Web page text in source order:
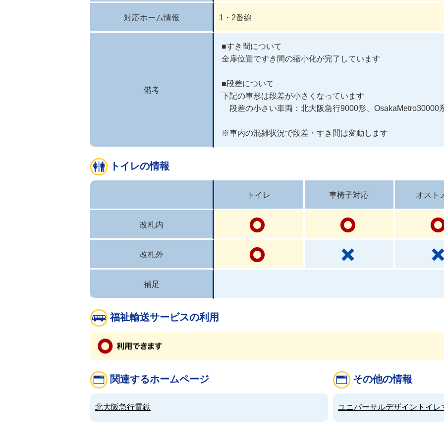
対応ホーム情報 1・2番線
備考
■すき間について
全扉位置ですき間の縮小化が完了しています
■段差について
下記の車形は段差が小さくなっています
段差の小さい車両：北大阪急行9000形、OsakaMetro30000
※車内の混雑状況で段差・すき間は変動します
トイレの情報
改札内
改札外
トイレ 車椅子対応 オスト
補足
福祉輸送サービスの利用
関連するホームページ
北大阪急行電鉄
その他の情報
ユニバーサルデザイントイレ